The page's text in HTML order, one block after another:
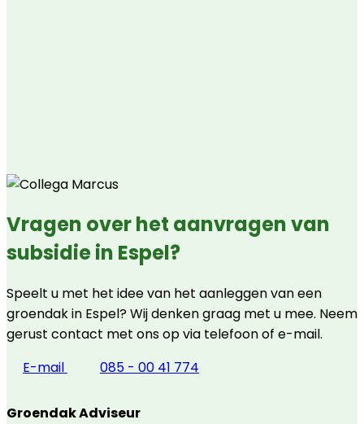
Vragen over het aanvragen van
subsidie in Espel?
Speelt u met het idee van het aanleggen van een
groendak in Espel? Wij denken graag met u mee. Neem
gerust contact met ons op via telefoon of e-mail.
E-mail
085 - 00 41 774
Groendak Adviseur